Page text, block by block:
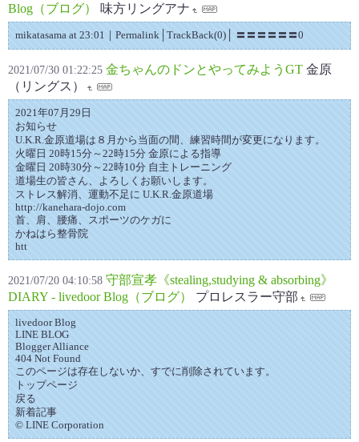
Blog（ブログ）
味方リングアナ
mikatasama at 23:01｜Permalink│TrackBack(0)│ 〓〓〓〓〓〓0
2021/07/30 01:22:25 金ちゃんのドンとやってみようGT 金原
（リングス）
2021年07月29日
お知らせ
U.K.R.金原道場は８月から当面の間、練習時間が変更になります。
火曜日 20時15分～22時15分 金原による指導
金曜日 20時30分～22時10分 自主トレーニング
道場生の皆さん、よろしくお願いします。
ストレス解消、運動不足に U.K.R.金原道場
http://kanehara-dojo.com
首、肩、腰痛、スポーツのケガに
かねはら整骨院
htt
2021/07/20 04:10:58 守部宣孝《stealing,studying & absorbing》
DIARY - livedoor Blog（ブログ）
プロレスラー守部
livedoor Blog
LINE BLOG
Blogger Alliance
404 Not Found
このページは存在しないか、すでに削除されています。
トップページ
戻る
新着記事
© LINE Corporation